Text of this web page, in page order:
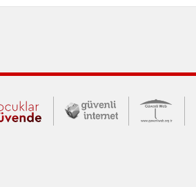
İletişim Merkezi
Çocuklar Güvende (yeni
Güvenli